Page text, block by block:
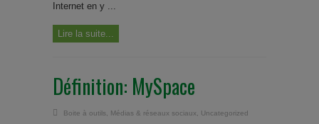
Internet en y ...
Lire la suite...
Définition: MySpace
Boite à outils Médias & réseaux sociaux Uncategorized